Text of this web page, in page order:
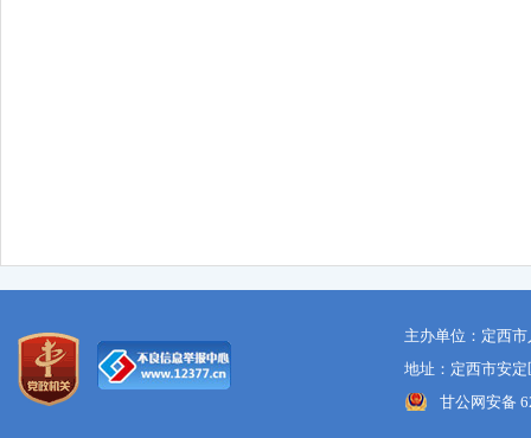
主办单位：定西
地址：定西市安
甘公网安备